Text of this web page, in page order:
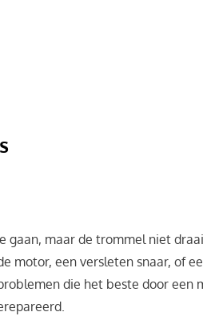
gaan, maar de trommel niet
motor, een versleten snaar, of
die het beste door een